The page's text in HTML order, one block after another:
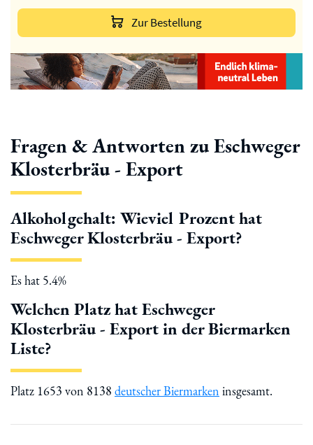
Zur Bestellung
Fragen & Antworten zu Eschweger
Klosterbräu - Export
Alkoholgehalt: Wieviel Prozent hat
Eschweger Klosterbräu - Export?
Es hat 5.4%
Welchen Platz hat Eschweger
Klosterbräu - Export in der Biermarken
Liste?
Platz 1653 von 8138 deutscher Biermarken insgesamt.